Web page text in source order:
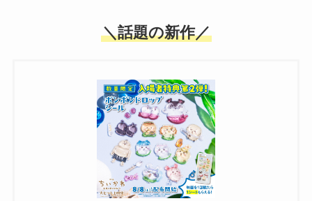
＼話題の新作／